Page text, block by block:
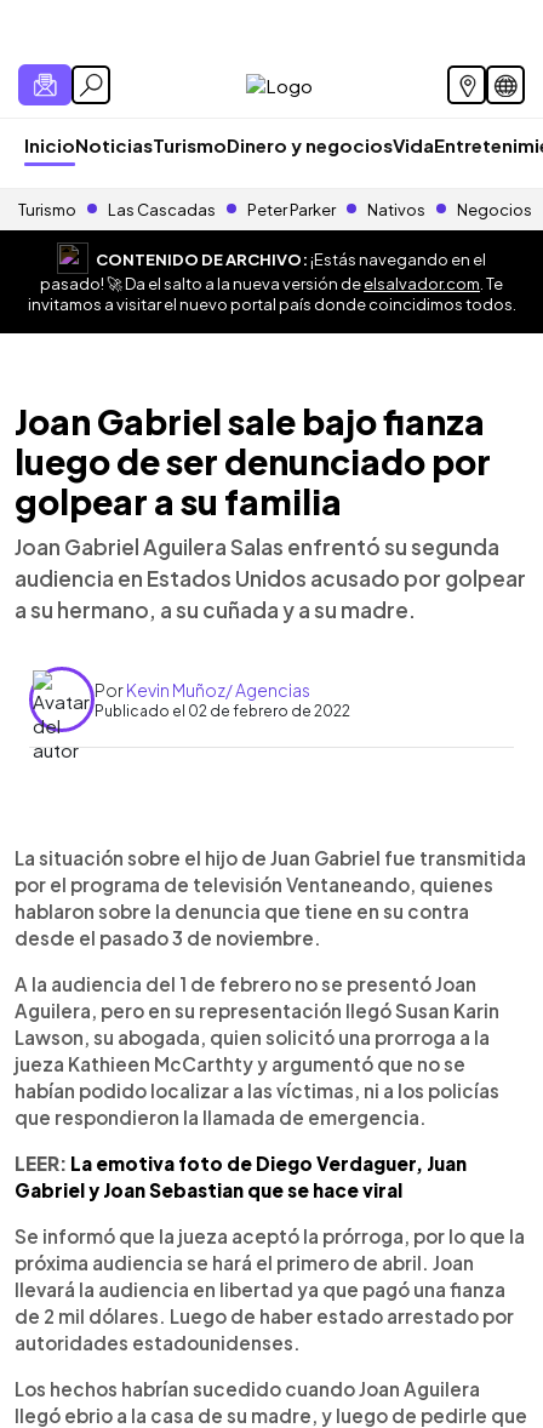
InicioNoticiasTurismoDinero y negociosVida
Turismo Las Cascadas Peter Parker Nativos Negocios
CONTENIDO DE ARCHIVO:¡Estás navegando en el
pasado! 🚀 Da el salto a la nueva versión deelsalvador.com . Te
invitamos a visitar el nuevo portal país donde coincidimos todos.
Joan Gabriel sale bajo fianza
luego de ser denunciado por
golpear a su familia
Joan Gabriel Aguilera Salas enfrentó su segunda
audiencia en Estados Unidos acusado por golpear
a su hermano, a su cuñada y a su madre.
PorKevin Muñoz/ Agencias
Publicado el 02 de febrero de 2022
Escuchar artículo
La situación sobre el hijo de Juan Gabriel fue transmitida
por el programa de televisión Ventaneando, quienes
hablaron sobre la denuncia que tiene en su contra
desde el pasado 3 de noviembre.
A la audiencia del 1 de febrero no se presentó Joan
Aguilera, pero en su representación llegó Susan Karin
Lawson, su abogada, quien solicitó una prorroga a la
jueza Kathieen McCarthty y argumentó que no se
habían podido localizar a las víctimas, ni a los policías
que respondieron la llamada de emergencia.
LEER: La emotiva foto de Diego Verdaguer, Juan
Gabriel y Joan Sebastian que se hace viral
Se informó que la jueza aceptó la prórroga, por lo que la
próxima audiencia se hará el primero de abril. Joan
llevará la audiencia en libertad ya que pagó una fianza
de 2 mil dólares. Luego de haber estado arrestado por
autoridades estadounidenses.
Los hechos habrían sucedido cuando Joan Aguilera
llegó ebrio a la casa de su madre, y luego de pedirle que